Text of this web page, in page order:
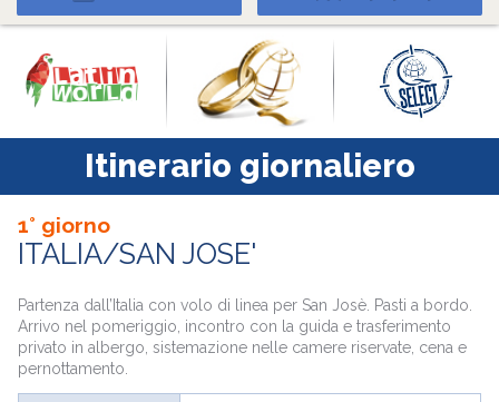
Itinerario giornaliero
1° giorno
ITALIA/SAN JOSE'
Partenza dall’Italia con volo di linea per San Josè. Pasti a bordo.
Arrivo nel pomeriggio, incontro con la guida e trasferimento
privato in albergo, sistemazione nelle camere riservate, cena e
pernottamento.